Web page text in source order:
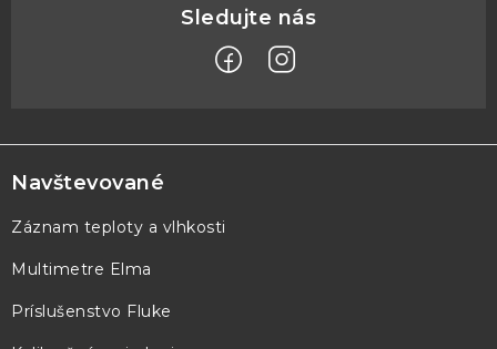
á
p
ä
e
Navštevované
Záznam teploty a vlhkosti
Multimetre Elma
Príslušenstvo Fluke